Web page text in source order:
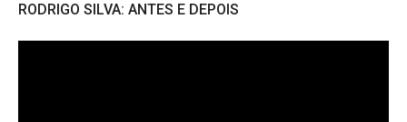
RODRIGO SILVA: ANTES E DEPOIS